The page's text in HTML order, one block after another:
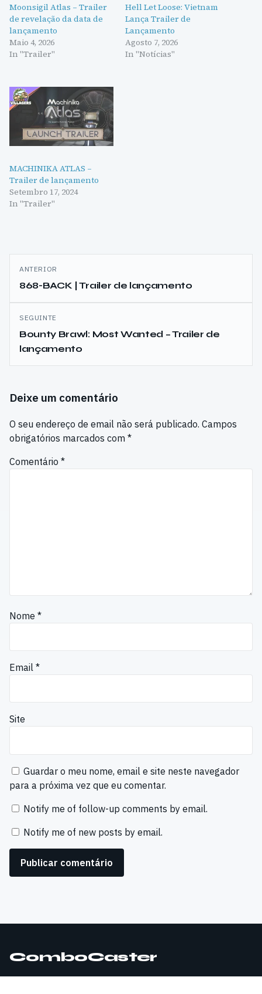
Moonsigil Atlas – Trailer
de revelação da data de
lançamento
Maio 4, 2026
In "Trailer"
Hell Let Loose: Vietnam
Lança Trailer de
Lançamento
Agosto 7, 2026
In "Notícias"
MACHINIKA ATLAS –
Trailer de lançamento
Setembro 17, 2024
In "Trailer"
Navegação
de
artigos
ANTERIOR
868-BACK | Trailer de lançamento
SEGUINTE
Bounty Brawl: Most Wanted – Trailer de
lançamento
Deixe um comentário
O seu endereço de email não será publicado. Campos
obrigatórios marcados com *
Comentário *
Nome *
Email *
Site
Guardar o meu nome, email e site neste navegador
para a próxima vez que eu comentar.
Notify me of follow-up comments by email.
Notify me of new posts by email.
ComboCaster